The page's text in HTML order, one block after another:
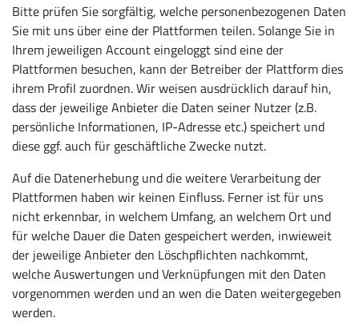
Bitte prüfen Sie sorgfältig, welche personenbezogenen Daten
Sie mit uns über eine der Plattformen teilen. Solange Sie in
Ihrem jeweiligen Account eingeloggt sind eine der
Plattformen besuchen, kann der Betreiber der Plattform dies
ihrem Profil zuordnen. Wir weisen ausdrücklich darauf hin,
dass der jeweilige Anbieter die Daten seiner Nutzer (z.B.
persönliche Informationen, IP-Adresse etc.) speichert und
diese ggf. auch für geschäftliche Zwecke nutzt.
Auf die Datenerhebung und die weitere Verarbeitung der
Plattformen haben wir keinen Einfluss. Ferner ist für uns
nicht erkennbar, in welchem Umfang, an welchem Ort und
für welche Dauer die Daten gespeichert werden, inwieweit
der jeweilige Anbieter den Löschpflichten nachkommt,
welche Auswertungen und Verknüpfungen mit den Daten
vorgenommen werden und an wen die Daten weitergegeben
werden.